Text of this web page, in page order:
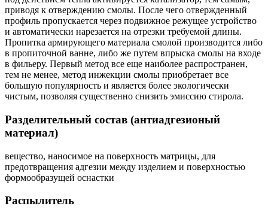
приводя к отверждению смолы. После чего отвержденный
профиль пропускается через подвижное режущее устройство
и автоматически нарезается на отрезки требуемой длины.
Пропитка армирующего материала смолой производится либо
в пропиточной ванне, либо же путем впрыска смолы на входе
в фильеру. Первый метод все еще наиболее распространен,
тем не менее, метод инжекции смолы приобретает все
большую популярность и является более экологически
чистым, позволяя существенно снизить эмиссию стирола.
Разделительный состав (антиадгезионый
материал)
вещество, наносимое на поверхность матрицы, для
предотвращения адгезии между изделием и поверхностью
формообразущей оснастки
Распылитель